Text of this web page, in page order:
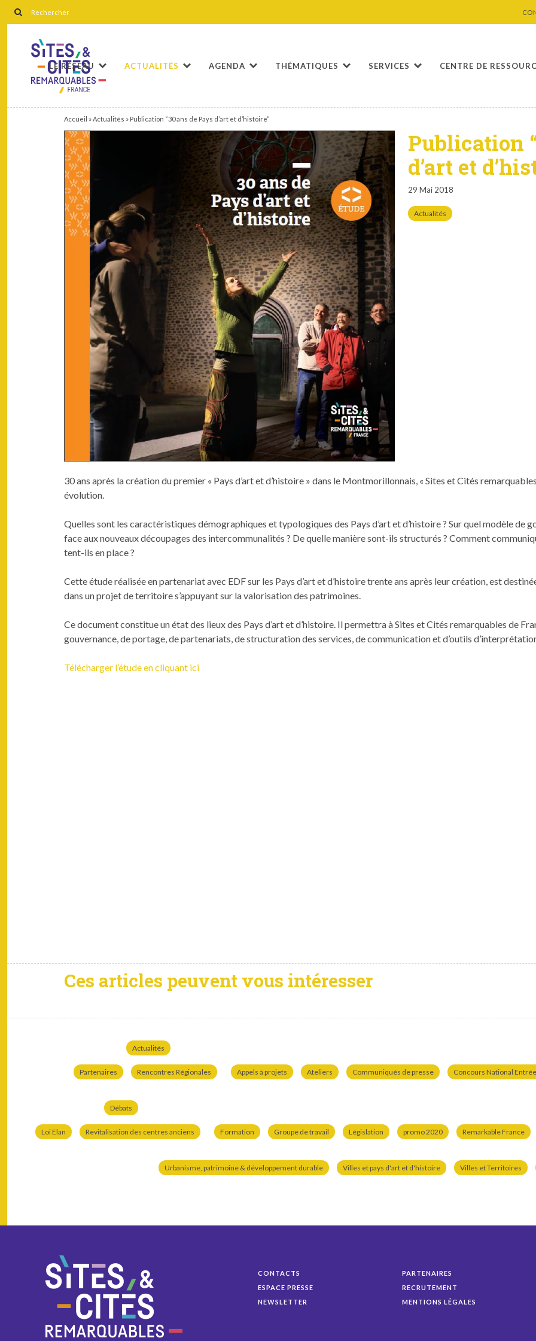
LE RÉSEAU ACTUALITÉS AGENDA THÉMATIQUES SERVICES CENTRE DE
Accueil »Actualités » Publication “30 ans de Pays d’art et d’histoire”
Publication
d’art et
29 Mai 2018
Actualités
30 ans après la créa­tion du pre­mier « Pays d’art et d’histoire » dans le Mont­mo­ril­lon­nais, « Sites et Cités
évolution.
Quelles sont les car­ac­téris­tiques démo­graphiques et typologiques des Pays d’art et d’histoire ? Sur quel mod­èle de
face aux nou­veaux découpages des inter­com­mu­nal­ités ? De quelle manière sont-ils struc­turés ? Com­ment
tent-ils en place ?
Cette étude réal­isée en parte­nar­i­at avec EDF sur les Pays d’art et d’histoire trente ans après leur créa­tion, est
dans un pro­jet de ter­ri­toire s’appuyant sur la val­ori­sa­tion des patrimoines.
Ce doc­u­ment con­stitue un état des lieux des Pays d’art et d’histoire. Il per­me­t­tra à Sites et Cités remar­quables de
gou­ver­nance, de portage, de parte­nar­i­ats, de struc­tura­tion des ser­vices, de com­mu­ni­ca­tion et d’outils
Télécharg­er l’é­tude en cli­quant ici
Ces articles peuvent vous intéresser
Actualités
Partenaires Rencontres Régionales Appels à projets Ateliers Communiqués de presse Concours National
Débats
Loi Elan Revitalisation des centres anciens Formation Groupe de travail Législation promo 2020 Remarkable France
Urbanisme, patrimoine & développement durable Villes et pays d'art et d'histoire Villes et Territoires
CONTACTS
ESPACE PRESSE
NEWSLETTER
PARTENAIRES
RECRUTEMENT
MENTIONS LÉGALES